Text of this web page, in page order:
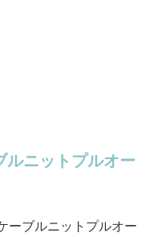
ルニットプルオー
ーブルニットプルオー